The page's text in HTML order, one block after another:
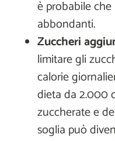
è probabile
abbondanti.
Zuccheri
limitare gli
calorie
dieta da 2.000
zuccherate e
soglia può